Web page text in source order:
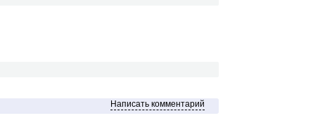
Написать комментарий